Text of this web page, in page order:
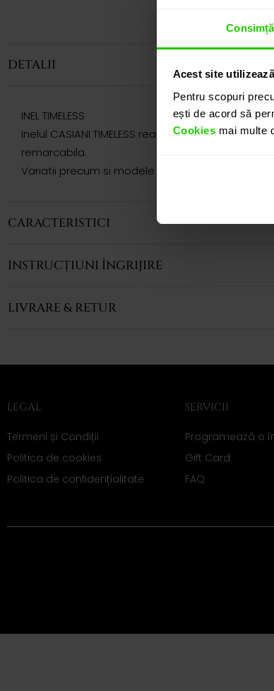
Acest site
Pentru scopuri
ești de acord să
Cookies mai multe
DETALII
INEL TIMELESS
Inelul CASIANI TIMELESS realizat din aur
remarcabila.
Variatii precum si modele complementare
CARACTERISTICI
INSTRUCȚIUNI ÎNGRIJIRE
LIVRARE & RETUR
LEGAL
Termeni și Condiții
Politica de cookies
Politica de confidențialitate
SERVICII
Programează o
Gift Card
FAQ